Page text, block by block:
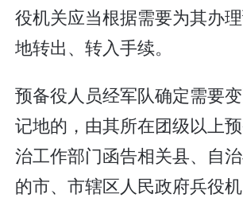
役机关应当根据需要为其办
地转出、转入手续。
预备役人员经军队确定需要
记地的，由其所在团级以上
治工作部门函告相关县、自
的市、市辖区人民政府兵役